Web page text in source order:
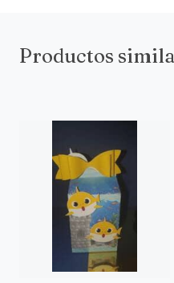
Productos